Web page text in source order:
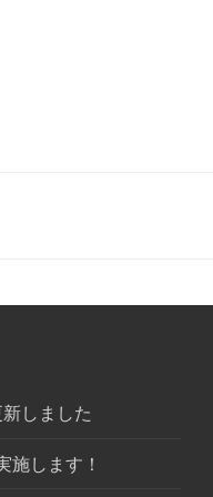
しました
施します！